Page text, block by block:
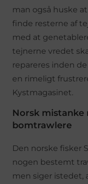
man også huske
finde resterne af
med at
tejnerne vredet
repareres inden
en rimeligt
Kystmagasinet.
Norsk mistanke
bomtrawlere
Den norske fisker
nogen bestemt
men siger istedet,